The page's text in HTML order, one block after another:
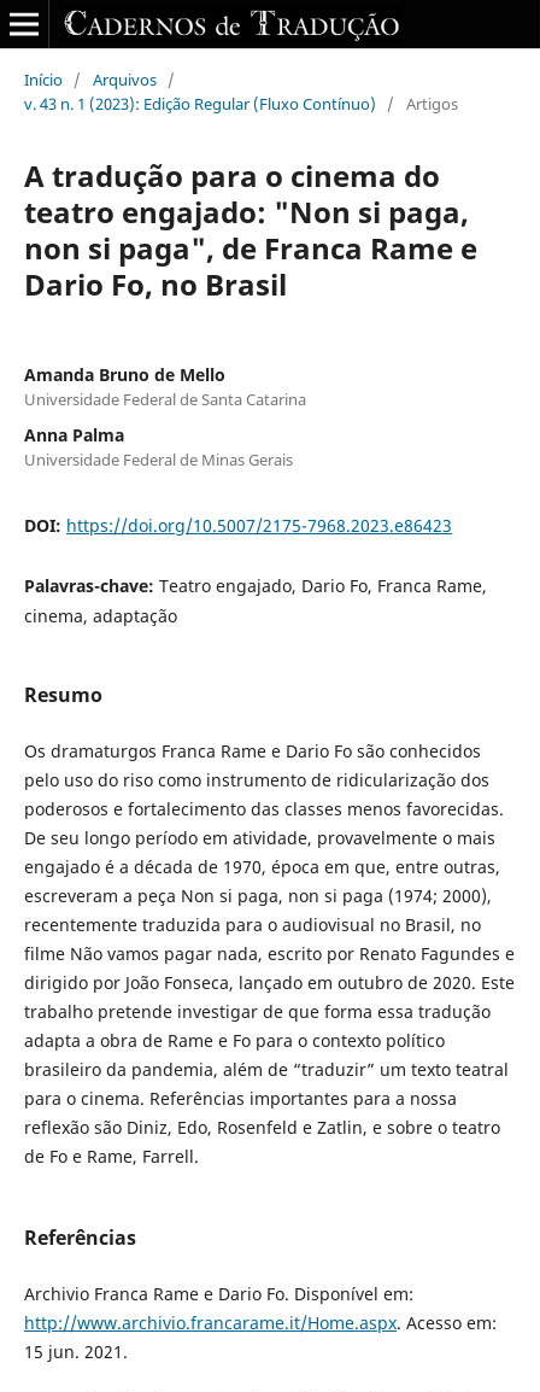
Início / Arquivos /
v. 43 n. 1 (2023): Edição Regular (Fluxo Contínuo)
/ Artigos
A tradução para o cinema do
teatro engajado: "Non si paga,
non si paga", de Franca Rame e
Dario Fo, no Brasil
Amanda Bruno de Mello
Universidade Federal de Santa Catarina
Anna Palma
Universidade Federal de Minas Gerais
DOI: https://doi.org/10.5007/2175-7968.2023.e86423
Palavras-chave: Teatro engajado, Dario Fo, Franca Rame,
cinema, adaptação
Resumo
Os dramaturgos Franca Rame e Dario Fo são conhecidos
pelo uso do riso como instrumento de ridicularização dos
poderosos e fortalecimento das classes menos favorecidas.
De seu longo período em atividade, provavelmente o mais
engajado é a década de 1970, época em que, entre outras,
escreveram a peça Non si paga, non si paga (1974; 2000),
recentemente traduzida para o audiovisual no Brasil, no
filme Não vamos pagar nada, escrito por Renato Fagundes e
dirigido por João Fonseca, lançado em outubro de 2020. Este
trabalho pretende investigar de que forma essa tradução
adapta a obra de Rame e Fo para o contexto político
brasileiro da pandemia, além de “traduzir” um texto teatral
para o cinema. Referências importantes para a nossa
reflexão são Diniz, Edo, Rosenfeld e Zatlin, e sobre o teatro
de Fo e Rame, Farrell.
Referências
Archivio Franca Rame e Dario Fo. Disponível em:
http://www.archivio.francarame.it/Home.aspx. Acesso em:
15 jun. 2021.